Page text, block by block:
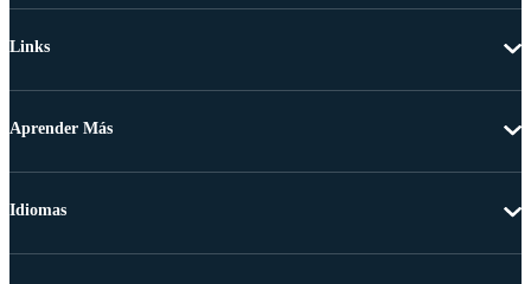
Links
Aprender Más
Idiomas